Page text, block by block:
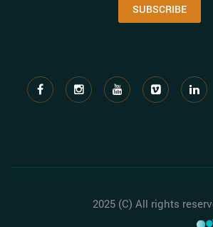
SUBSCRIBE
2025 (C) All rights